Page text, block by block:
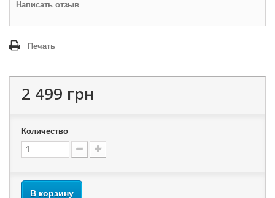
Написать отзыв
Печать
2 499 грн
Количество
В корзину